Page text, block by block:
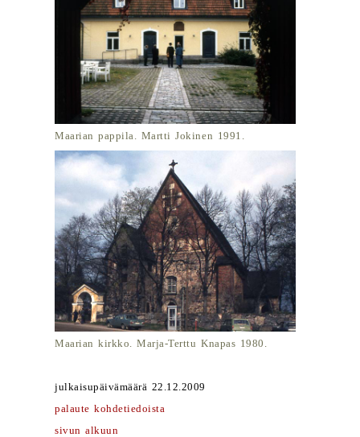
Maarian pappila. Martti Jokinen 1991.
Maarian kirkko. Marja-Terttu Knapas 1980.
julkaisupäivämäärä 22.12.2009
palaute kohdetiedoista
sivun alkuun